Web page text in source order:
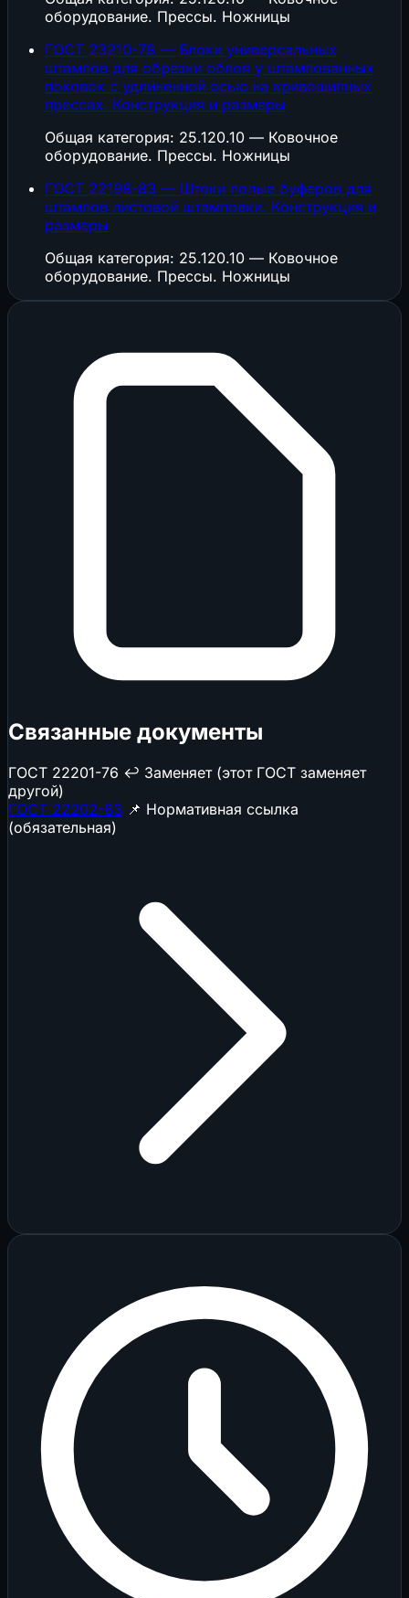
оборудование. Прессы. Ножницы
ГОСТ 23210-78 — Блоки универсальных
штампов для обрезки облоя у штампованных
поковок с удлиненной осью на кривошипных
прессах. Конструкция и размеры
Общая категория: 25.120.10 — Ковочное
оборудование. Прессы. Ножницы
ГОСТ 22198-83 — Штоки полые буферов для
штампов листовой штамповки. Конструкция и
размеры
Общая категория: 25.120.10 — Ковочное
оборудование. Прессы. Ножницы
Связанные документы
ГОСТ 22201-76 ↩️ Заменяет (этот ГОСТ заменяет
другой)
ГОСТ 22202-83 📌 Нормативная ссылка
(обязательная)